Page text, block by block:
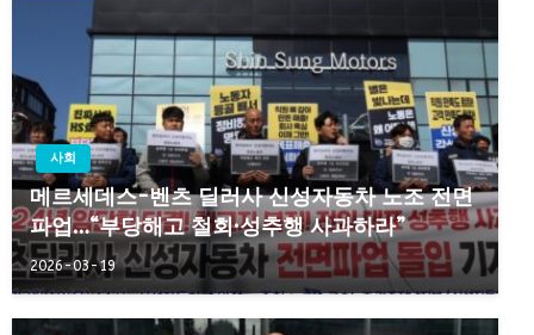
사회
메르세데스-벤츠 딜러사 신성자동차 노조 전면
파업…“부당해고 철회·성추행 사과하라”
2026-03-19